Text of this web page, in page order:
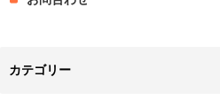
カテゴリー